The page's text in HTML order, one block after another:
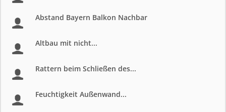
Abstand Bayern Balkon Nachbar
Altbau mit nicht...
Rattern beim Schließen des...
Feuchtigkeit Außenwand...